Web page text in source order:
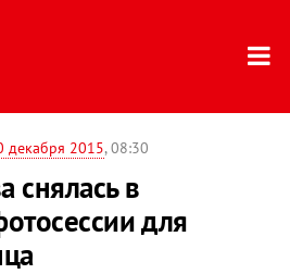
декабря 2015, 08:30
снялась в
для